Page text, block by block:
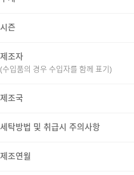
시즌
제조자
(수입품의 경우 수입자를 함께 표기)
제조국
세탁방법 및 취급시 주의사항
제조연월